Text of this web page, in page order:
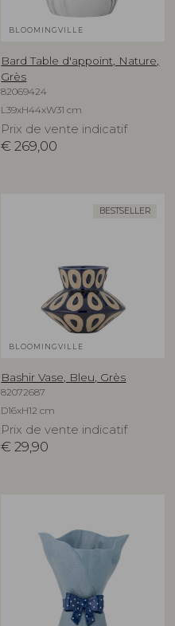
BLOOMINGVILLE
Bard Table d'appoint, Nature,
Grès
82069424
L39xH44xW31 cm
Prix de vente indicatif
€ 269,00
BESTSELLER
BLOOMINGVILLE
Bashir Vase, Bleu, Grès
82072687
D16xH12 cm
Prix de vente indicatif
€ 29,90